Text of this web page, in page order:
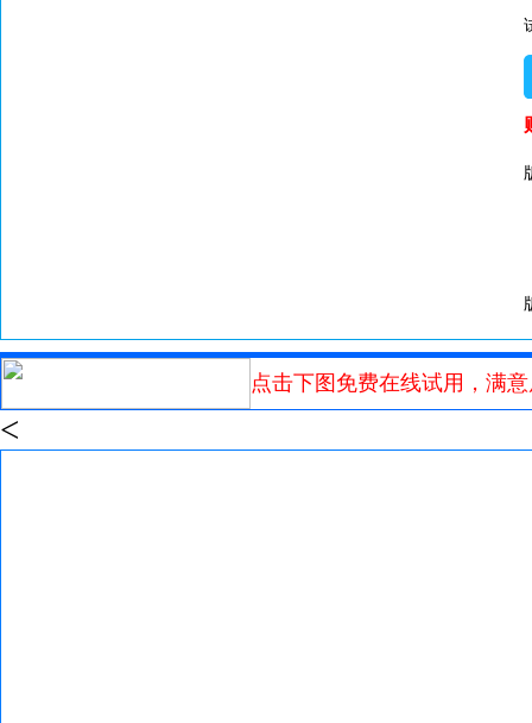
点击下图免费在线试用，满
<